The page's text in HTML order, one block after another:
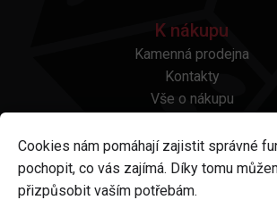
K nákupu
Kamenná prodejna
Kontakty
Vše o nákupu
Platba a doprava
Reklamace a vrácení
Obchodní podmínky
Cookies nám pomáhají zajistit správné
pochopit, co vás zajímá. Díky tomu
přizpůsobit vaším potřebám.